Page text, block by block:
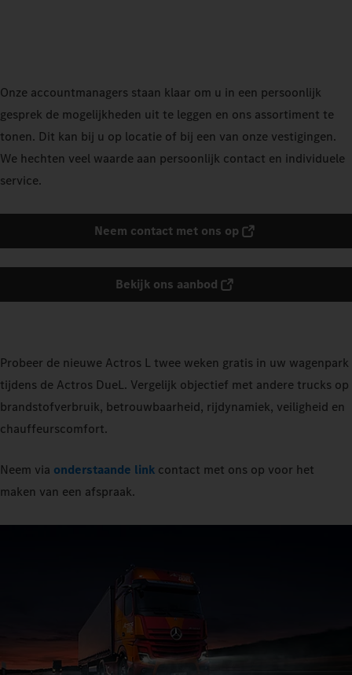
Onze accountmanagers staan klaar om u in een persoonlijk
gesprek de mogelijkheden uit te leggen en ons assortiment te
tonen. Dit kan bij u op locatie of bij een van onze vestigingen.
We hechten veel waarde aan persoonlijk contact en individuele
service.
Neem contact met ons op
Bekijk ons aanbod
Probeer de nieuwe Actros L twee weken gratis in uw wagenpark
tijdens de Actros DueL. Vergelijk objectief met andere trucks op
brandstofverbruik, betrouwbaarheid, rijdynamiek, veiligheid en
chauffeurscomfort.
Neem via onderstaande link contact met ons op voor het
maken van een afspraak.